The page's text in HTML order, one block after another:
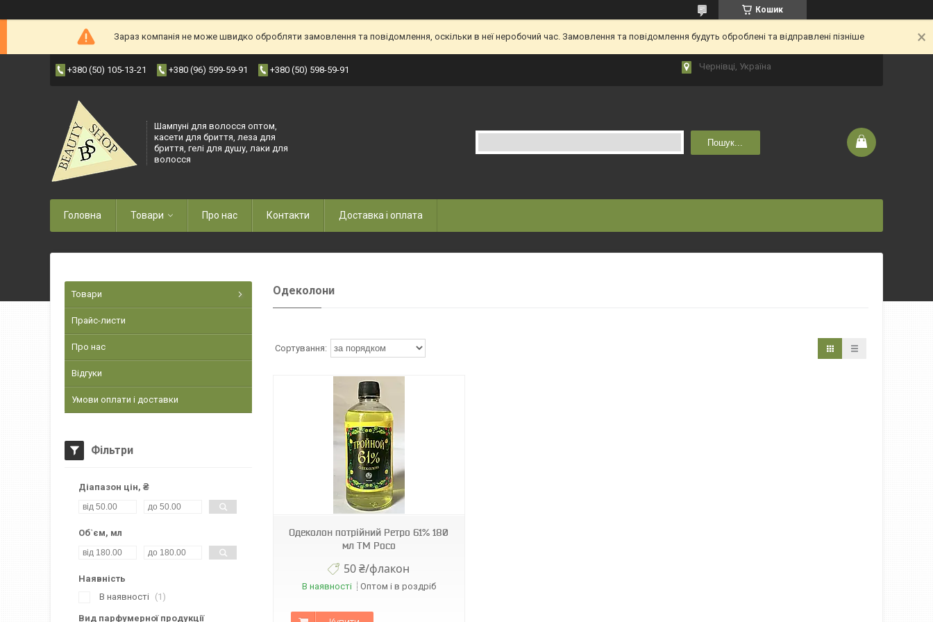
Кошик
Зараз компанія не може швидко обробляти замовлення та повідомлення, оскільки в неї неробочий час. Замовлення та повідомлення будуть оброблені та відправлені пізніше
+380 (50) 105-13-21 +380 (96) 599-59-91 +380 (50) 598-59-91 Чернівці, Україна
Шампуні для волосся оптом,
касети для бриття, леза для
бриття, гелі для душу, лаки для
волосся
Пошук...
Головна Товари Про нас Контакти Доставка і оплата
Одеколони
774-600
Одеколон потрійний Ретро 61% 180
мл ТМ Росо
50 ₴/флакон
В наявності Оптом і в роздріб
Товари
Прайс-листи
Про нас
Відгуки
Умови оплати і доставки
Фільтри
Діапазон цін, ₴
Об`єм, мл
Наявність
В наявності
1
Вид парфумерної продукції